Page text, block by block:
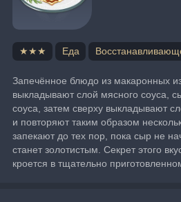
★★★ Еда
Запечённое блюдо из макаронных
выкладывают слой мясного соуса,
соуса, затем сверху выкладывают
и повторяют таким образом
запекают до тех пор, пока сыр не
станет золотистым. Секрет этого
кроется в тщательно